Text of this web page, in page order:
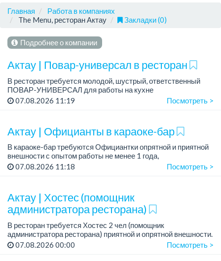
Главная
Работа в компаниях
The Menu, ресторан Актау
Закладки (0)
Подробнее о компании
Актау | Повар-универсал в ресторан
В ресторан требуется молодой, шустрый, ответственный
ПОВАР-УНИВЕРСАЛ для работы на кухне
Требования: опыт работы обязателен.
07.08.2026 11:19 Посмотреть >
Актау | Официанты в караоке-бар
В караоке-бар требуются Официантки опрятной и приятной
внешности с опытом работы не менее 1 года,
совершеннолетние
— Удобный сменный график
...
07.08.2026 11:18 Посмотреть >
Актау | Хостес (помощник
администратора ресторана)
В ресторан требуется Хостес 2 чел (помощник
администратора ресторана) приятной и опрятной внешности.
Требования: ответственная, с опытом работы в ресторане,
07.08.2026 00:00 Посмотреть >